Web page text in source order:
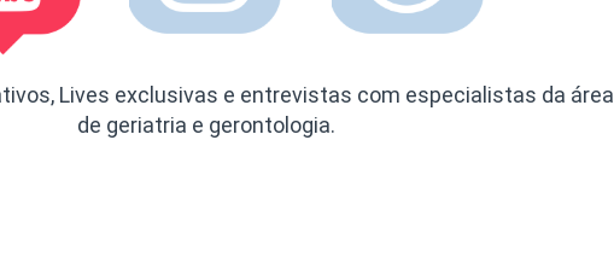
Lives exclusivas e entrevistas com especialistas da área
de geriatria e gerontologia.